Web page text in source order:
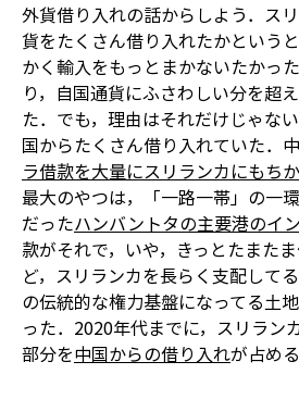
外貨借り入れの話からしよう．ス
貨をたくさん借り入れたかという
かく輸入をもっとまかないたかった
り，自国通貨にふさわしい分を超
た．でも，理由はそれだけじゃな
国からたくさん借り入れていた．中
ラ借款を大量にスリランカにもち
最大のやつは，「一路一帯」の一
だった――ハンバントタの主要港のイ
款がそれで，いや，きっとたまた
ど，スリランカを長らく支配して
の伝統的な権力基盤になってる土
った．2020年代までに，スリラン
部分を中国からの借り入れが占め